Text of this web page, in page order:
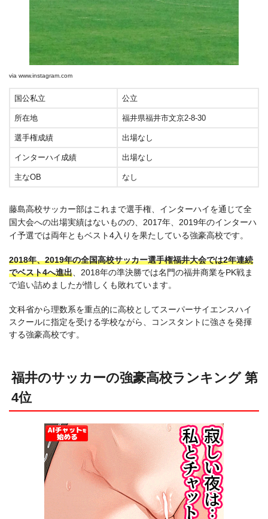
via www.instagram.com
国公私立 公立
所在地 福井県福井市文京2-8-30
選手権成績 出場なし
インターハイ成績 出場なし
主なOB なし
藤島高校サッカー部はこれまで選手権、インターハイを通じて全
国大会への出場実績はないものの、2017年、2019年のインターハ
イ予選では両年ともベスト4入りを果たしている強豪高校です。
2018年、2019年の全国高校サッカー選手権福井大会では2年連続
でベスト4へ進出 、2018年の準決勝では名門の福井商業をPK戦ま
で追い詰めましたが惜しくも敗れています。
文科省から理数系を重点的に高校としてスーパーサイエンスハイ
スクールに指定を受ける学校ながら、コンスタントに強さを発揮
する強豪高校です。
福井のサッカーの強豪高校ランキング 第
4位